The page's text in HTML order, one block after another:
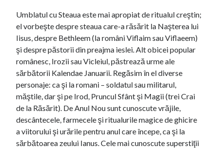
Umblatul cu Steaua este mai apropiat de ritualul creştin;
el vorbeşte despre steaua care-a răsărit la Naşterea lui
Iisus, despre Bethleem (la români Viflaim sau Viflaeem)
şi despre păstorii din preajma ieslei. Alt obicei popular
românesc, Irozii sau Vicleiul, păstrează urme ale
sărbătorii Kalendae Januarii. Regăsim în el diverse
personaje: ca şi la romani – soldatul sau militarul,
măştile, dar şi pe Irod, Pruncul Sfânt şi Magii (trei Crai
de la Răsărit). De Anul Nou sunt cunoscute vrăjile,
descântecele, farmecele şi ritualurile magice de ghicire
a viitorului şi urările pentru anul care începe, ca şi la
sărbătoarea zeului Ianus. Cele mai cunoscute superstiţii